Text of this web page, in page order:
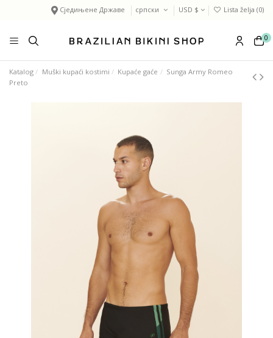
Сједињене Државе српски USD $ Lista želja (0)
0
Katalog Muški kupaći kostimi Kupaće gaće
Sunga Army Romeo
Preto